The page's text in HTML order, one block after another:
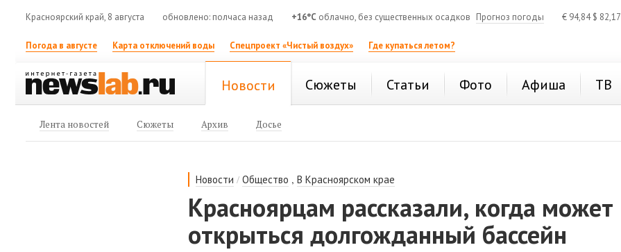
Красноярский край, 8 августа обновлено: полчаса назад +16°C облачно, без существенных осадков Прогноз погоды € 94,84$ 82,17
Погода в августе Карта отключений воды Спецпроект «Чистый воздух» Где купаться летом?
Новости Сюжеты Статьи Фото Афиша ТВ
Лента новостей Сюжеты Архив Досье
Новости /Общество ,В Красноярском крае
Красноярцам рассказали, когда может
открыться долгожданный бассейн